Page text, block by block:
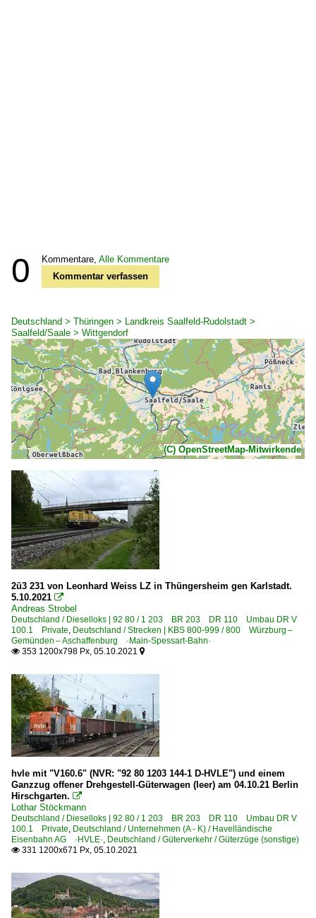
0 Kommentare, Alle Kommentare
Kommentar verfassen
Deutschland > Thüringen > Landkreis Saalfeld-Rudolstadt >
Saalfeld/Saale > Wittgendorf
(C) OpenStreetMap-Mitwirkende
2ü3 231 von Leonhard Weiss LZ in Thüngersheim gen Karlstadt.
5.10.2021 
Andreas Strobel
Deutschland / Dieselloks | 92 80 / 1 203 BR 203 DR 110 Umbau DR V
100.1 Private, Deutschland / Strecken | KBS 800-999 / 800 Würzburg –
Gemünden – Aschaffenburg ·Main-Spessart-Bahn·
 353 1200x798 Px, 05.10.2021 
hvle mit "V160.6" (NVR: "92 80 1203 144-1 D-HVLE") und einem
Ganzzug offener Drehgestell-Güterwagen (leer) am 04.10.21 Berlin
Hirschgarten. 
Lothar Stöckmann
Deutschland / Dieselloks | 92 80 / 1 203 BR 203 DR 110 Umbau DR V
100.1 Private, Deutschland / Unternehmen (A - K) / Havelländische
Eisenbahn AG ·HVLE·, Deutschland / Güterverkehr / Güterzüge (sonstige)
 331 1200x671 Px, 05.10.2021